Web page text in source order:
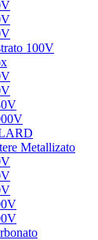
100V
Metallizato